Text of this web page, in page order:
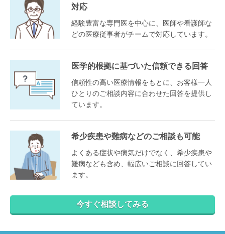
対応
経験豊富な専門医を中心に、医師や看護師な
どの医療従事者がチームで対応しています。
医学的根拠に基づいた信頼できる回答
信頼性の高い医療情報をもとに、お客様一人
ひとりのご相談内容に合わせた回答を提供し
ています。
希少疾患や難病などのご相談も可能
よくある症状や病気だけでなく、希少疾患や
難病なども含め、幅広いご相談に回答してい
ます。
今すぐ相談してみる